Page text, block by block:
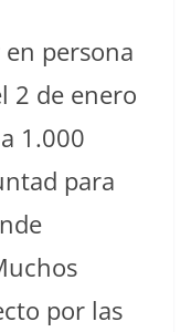
persona
2 de enero
1.000
para
por las